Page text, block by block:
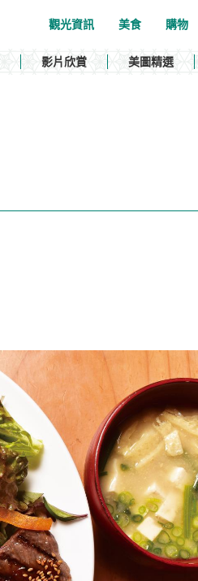
觀光資訊 美食 購物
影片欣賞 美圖精選